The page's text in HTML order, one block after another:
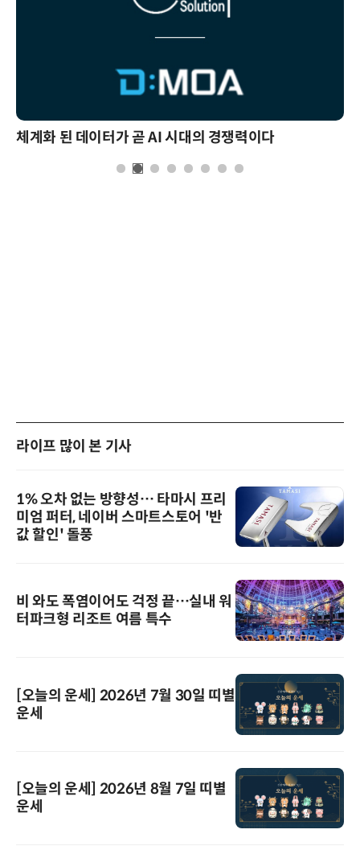
체계화 된 데이터가 곧 AI 시대의 경쟁력이다
라이프 많이 본 기사
1% 오차 없는 방향성… 타마시 프리
미엄 퍼터, 네이버 스마트스토어 '반
값 할인' 돌풍
비 와도 폭염이어도 걱정 끝…실내 워
터파크형 리조트 여름 특수
[오늘의 운세] 2026년 7월 30일 띠별
운세
[오늘의 운세] 2026년 8월 7일 띠별
운세